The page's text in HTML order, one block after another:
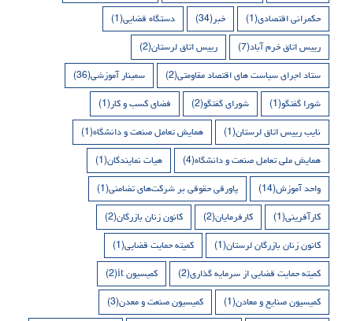
حکمرانی اقتصادی(1) خبر(34) دستگاه قضایی(1)
رییس اتاق خرم آباد(7) رییس اتاق لرستان(2)
ستاد اجرای سیاست های اقتصاد مقاومتی(2) سمینار آموزشی(36)
شورا گفتگو(1) شورای گفتگو(2) فضای کسب و کار(1)
نایب رییس اتاق لرستان(1) همایش تعامل صنعت و دانشگاه(1)
همایش ملی تعامل صنعت و دانشگاه(4) هیات نمایندگان(1)
واحد آموزش(14) پاورقی حقوقی بر شرکت‌های تضامنی(1)
کارآفرینی(1) کارفرمایان(2) کانون زنان بازرگان(2)
کانون زنان بازرگان لرستان(1) کمیته حمایت قضایی(1)
کمیته حمایت قضایی از سرمایه گذاری(2) کمیسیون it (2)
کمیسیون صنایع و معادن(1) کمیسیون صنعت و معدن(3)